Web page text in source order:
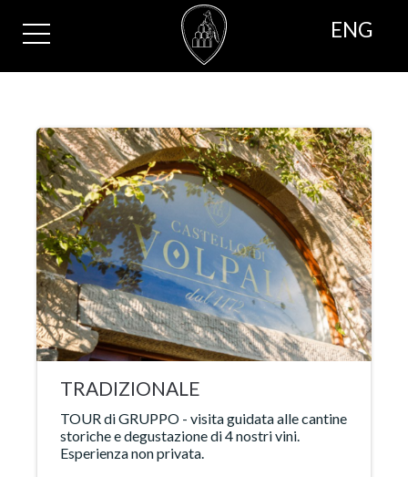
ENG
TRADIZIONALE
TOUR di GRUPPO - visita guidata alle cantine
storiche e degustazione di 4 nostri vini.
Esperienza non privata.